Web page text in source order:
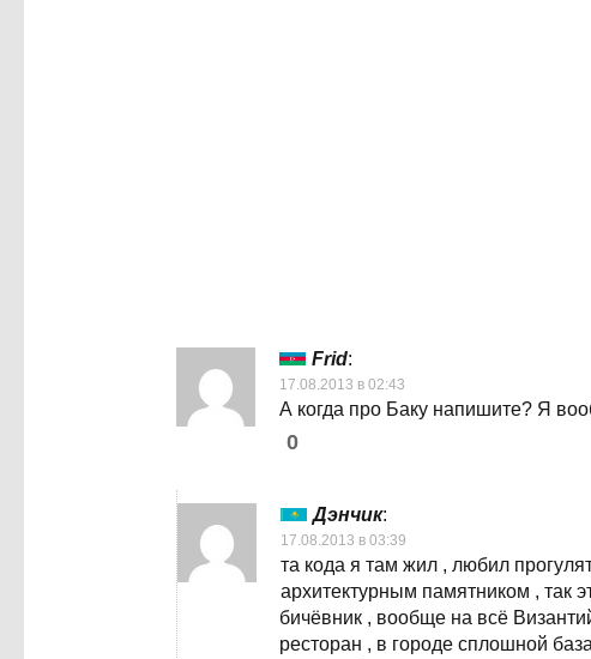
Frid:
17.08.2013 в 02:43
А когда про Баку напишите? Я
0
Дэнчик:
17.08.2013 в 03:39
та кода я там жил , любил
архитектурным памятником , так
бичёвник , вообще на всё
ресторан , в городе сплошной